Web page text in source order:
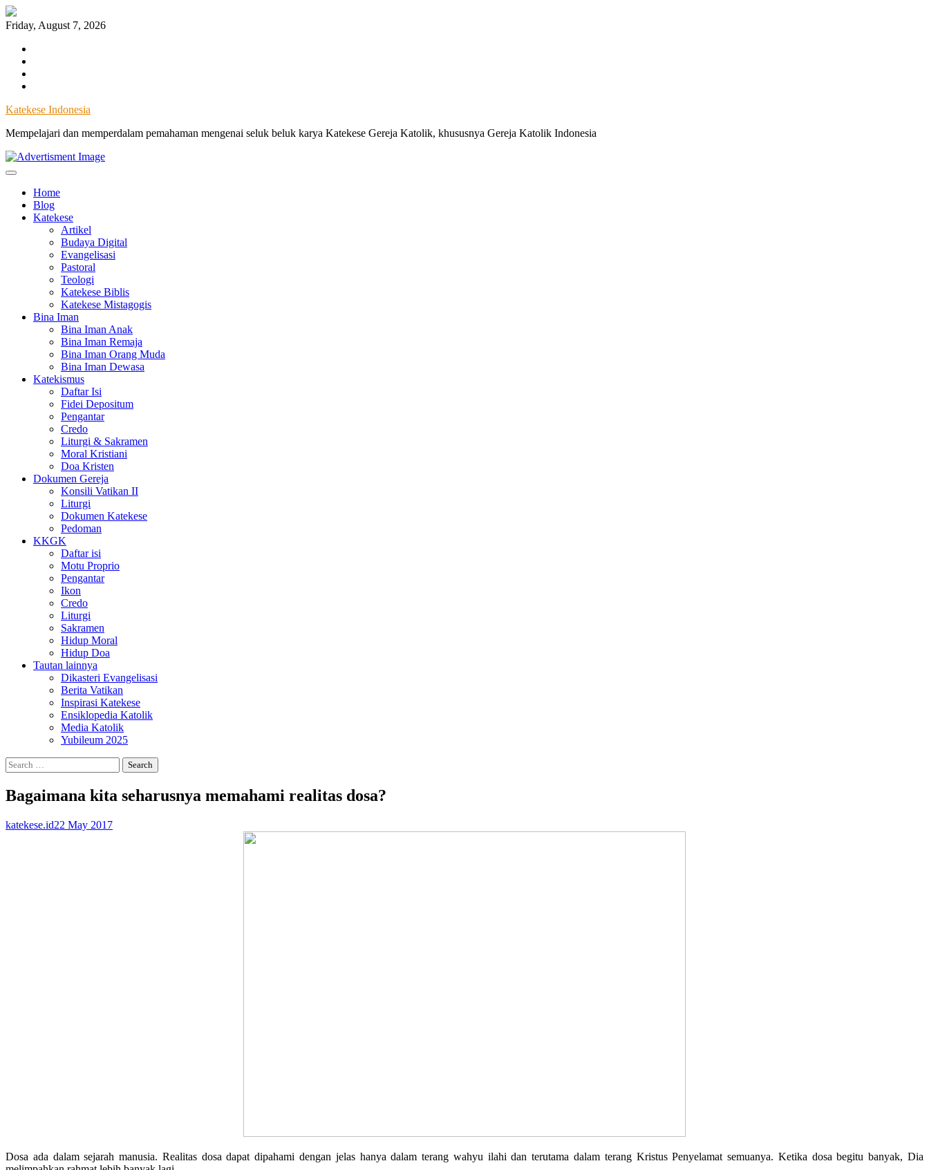
Skip
to
Friday, August 7, 2026
Katekese Indonesia
Mempelajari dan memperdalam pemahaman mengenai seluk beluk karya Katekese Gereja Katolik, khususnya Gereja Katolik Indonesia
Home
Blog
Katekese
Artikel
Budaya Digital
Evangelisasi
Pastoral
Teologi
Katekese Biblis
Katekese Mistagogis
Bina Iman
Bina Iman Anak
Bina Iman Remaja
Bina Iman Orang Muda
Bina Iman Dewasa
Katekismus
Daftar Isi
Fidei Depositum
Pengantar
Credo
Liturgi & Sakramen
Moral Kristiani
Doa Kristen
Dokumen Gereja
Konsili Vatikan II
Liturgi
Dokumen Katekese
Pedoman
KKGK
Daftar isi
Motu Proprio
Pengantar
Ikon
Credo
Liturgi
Sakramen
Hidup Moral
Hidup Doa
Tautan lainnya
Dikasteri Evangelisasi
Berita Vatikan
Inspirasi Katekese
Ensiklopedia Katolik
Media Katolik
Yubileum 2025
Search
for:
Bagaimana kita seharusnya memahami realitas dosa?
katekese.id22 May 2017
Dosa ada dalam sejarah manusia. Realitas dosa dapat dipahami dengan jelas hanya dalam terang wahyu ilahi dan terutama dalam terang Kristus Penyelamat semuanya. Ketika dosa begitu banyak, Dia